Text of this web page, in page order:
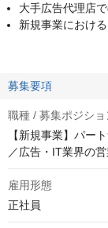
大手広告代理店
新規事業におけ
募集要項
職種 / 募集ポジショ
【新規事業】パー
／広告・IT業界の
雇用形態
正社員